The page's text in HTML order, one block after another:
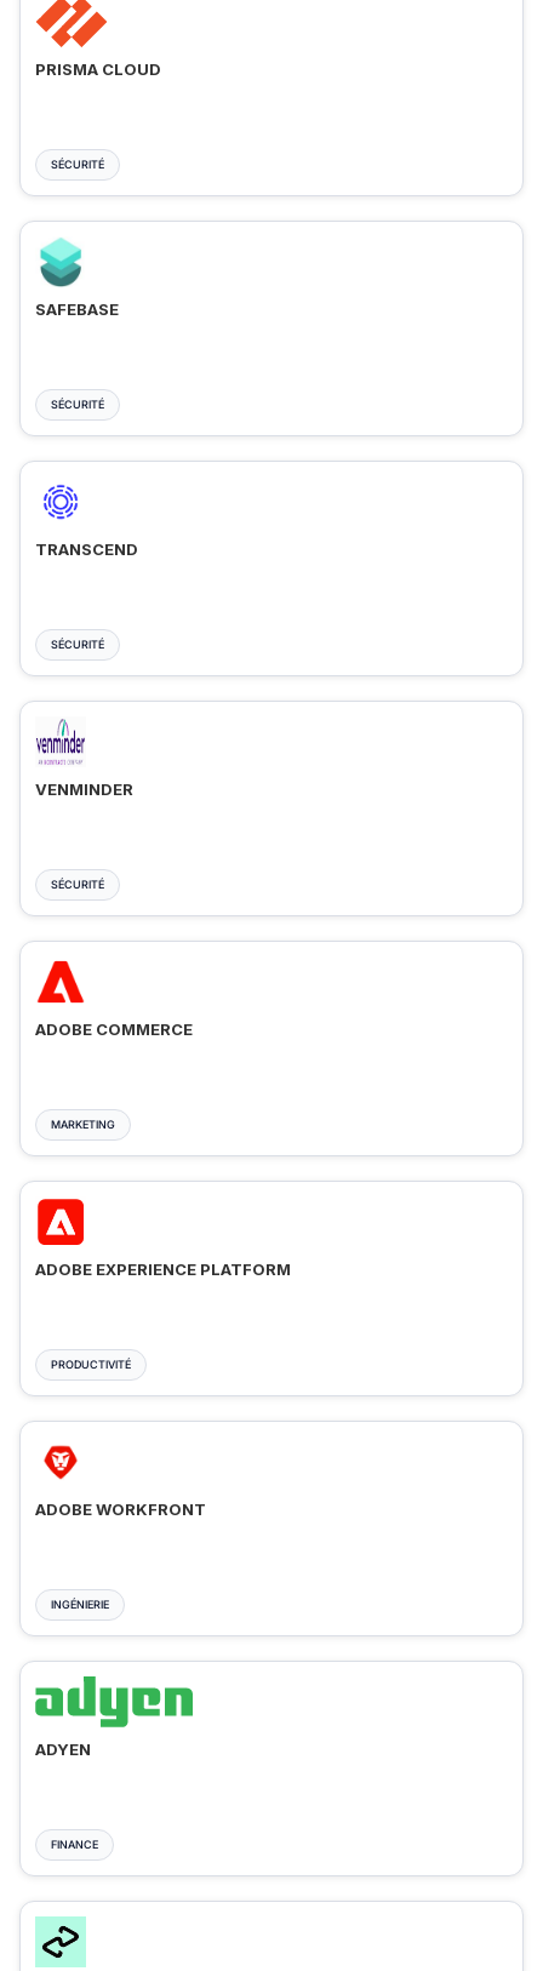
PRISMA CLOUD
SÉCURITÉ
SAFEBASE
SÉCURITÉ
TRANSCEND
SÉCURITÉ
VENMINDER
SÉCURITÉ
ADOBE COMMERCE
MARKETING
ADOBE EXPERIENCE PLATFORM
PRODUCTIVITÉ
ADOBE WORKFRONT
INGÉNIERIE
ADYEN
FINANCE